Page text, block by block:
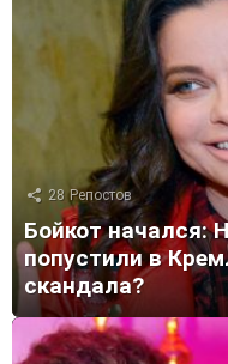
28 Репостов
Бойкот начался:
попустили в
скандала?